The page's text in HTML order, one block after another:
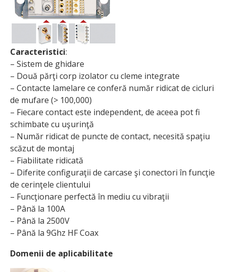
Caracteristici:
– Sistem de ghidare
– Două părţi corp izolator cu cleme integrate
– Contacte lamelare ce conferă număr ridicat de cicluri
de mufare (> 100,000)
– Fiecare contact este independent, de aceea pot fi
schimbate cu uşurinţă
– Număr ridicat de puncte de contact, necesită spaţiu
scăzut de montaj
– Fiabilitate ridicată
– Diferite configuraţii de carcase şi conectori în funcţie
de cerinţele clientului
– Funcţionare perfectă în mediu cu vibraţii
– Până la 100A
– Până la 2500V
– Până la 9Ghz HF Coax
Domenii de aplicabilitate